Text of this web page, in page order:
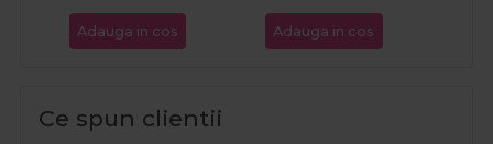
Adauga in cos Adauga in cos
Ce spun clientii